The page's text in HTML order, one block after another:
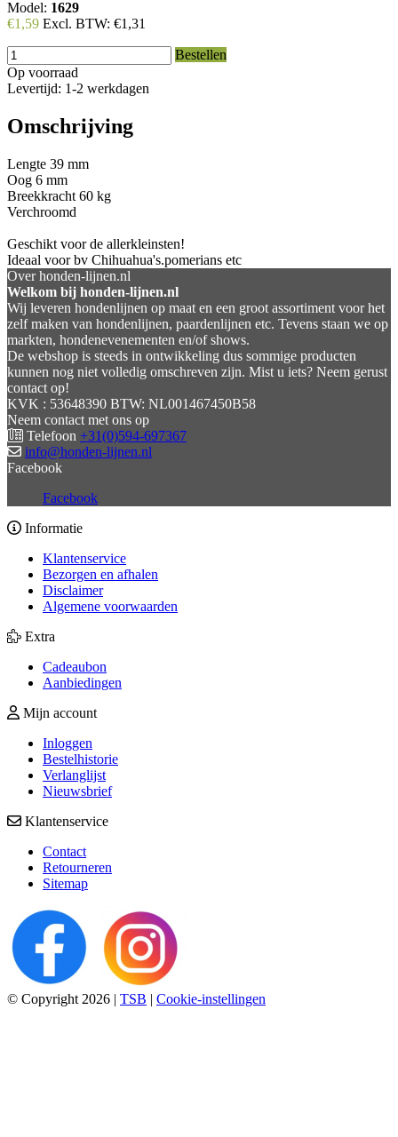
Model: 1629
€1,59 Excl. BTW: €1,31
Bestellen
Op voorraad
Levertijd: 1-2 werkdagen
Omschrijving
Lengte 39 mm
Oog 6 mm
Breekkracht 60 kg
Verchroomd
Geschikt voor de allerkleinsten!
Ideaal voor bv Chihuahua's.pomerians etc
Over honden-lijnen.nl
Welkom bij honden-lijnen.nl
Wij leveren hondenlijnen op maat en een groot assortiment voor het
zelf maken van hondenlijnen, paardenlijnen etc. Tevens staan we op
markten, hondenevenementen en/of shows.
De webshop is steeds in ontwikkeling dus sommige producten
kunnen nog niet volledig omschreven zijn. Mist u iets? Neem gerust
contact op!
KVK : 53648390 BTW: NL001467450B58
Neem contact met ons op
Telefoon +31(0)594-697367
info@honden-lijnen.nl
Facebook
Facebook
Informatie
Klantenservice
Bezorgen en afhalen
Disclaimer
Algemene voorwaarden
Extra
Cadeaubon
Aanbiedingen
Mijn account
Inloggen
Bestelhistorie
Verlanglijst
Nieuwsbrief
Klantenservice
Contact
Retourneren
Sitemap
© Copyright 2026 | TSB | Cookie-instellingen